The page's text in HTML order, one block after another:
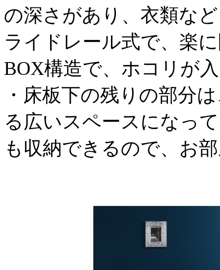
の深さがあり、衣類な
ライドレール式で、楽
BOX構造で、ホコリが
・床板下の残りの部分
る広いスペースになっ
も収納できるので、お